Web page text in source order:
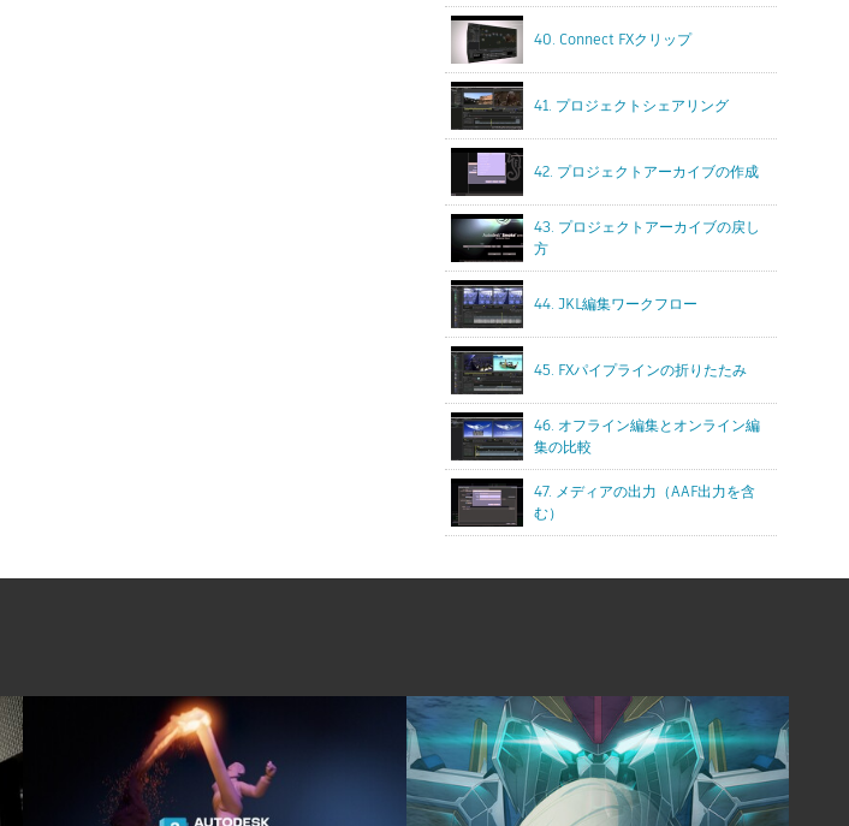
40. Connect FXクリップ
41. プロジェクトシェアリング
42. プロジェクトアーカイブの作成
43. プロジェクトアーカイブの戻し
方
44. JKL編集ワークフロー
45. FXパイプラインの折りたたみ
46. オフライン編集とオンライン編
集の比較
47. メディアの出力（AAF出力を含
む）